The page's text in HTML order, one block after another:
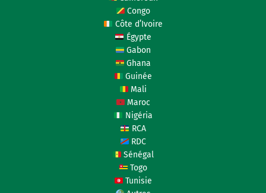
Congo
Côte d’Ivoire
Égypte
Gabon
Ghana
Guinée
Mali
Maroc
Nigéria
RCA
RDC
Sénégal
Togo
Tunisie